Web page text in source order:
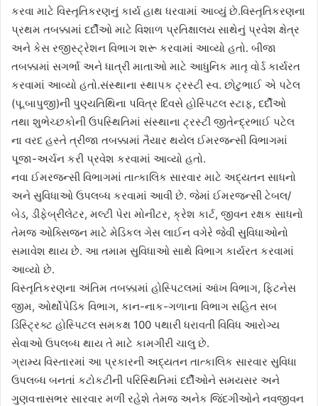
કરવા માટે વિસ્તૃતિકરણનું કાર્ય હાથ ધરવામાં આવ્યું છે.વિસ્તૃતિકરણના
પ્રથમ તબક્કામાં દર્દીઓ માટે વિશાળ પ્રતિક્ષાલય સાથેનું પ્રવેશ ક્ષેત્ર
અને કેસ રજીસ્ટ્રેશન વિભાગ શરૂ કરવામાં આવ્યો હતો. બીજા
તબક્કામાં સગર્ભા અને ધાત્રી માતાઓ માટે આધુનિક માતૃ વોર્ડ કાર્યરત
કરવામાં આવ્યો હતો.સંસ્થાના સ્થાપક ટ્રસ્ટી સ્વ. છોટુભાઈ એ પટેલ
(પૂ.બાપુજી)ની પુણ્યતિથિના પવિત્ર દિવસે હોસ્પિટલ સ્ટાફ, દર્દીઓ
તથા શુભેચ્છકોની ઉપસ્થિતિમાં સંસ્થાના ટ્રસ્ટી જીતેન્દ્રભાઈ પટેલ
ના વરદ હસ્તે ત્રીજા તબક્કામાં તૈયાર થયેલ ઈમરજન્સી વિભાગમાં
પૂજા-અર્ચન કરી પ્રવેશ કરવામાં આવ્યો હતો.
નવા ઈમરજન્સી વિભાગમાં તાત્કાલિક સારવાર માટે અદ્યતન સાધનો
અને સુવિધાઓ ઉપલબ્ધ કરવામાં આવી છે. જેમાં ઈમરજન્સી ટેબલ/
બેડ, ડીફેબ્રીલેટર, મલ્ટી પેરા મોનીટર, ક્રેશ કાર્ટ, જીવન રક્ષક સાધનો
તેમજ ઓક્સિજન માટે મેડિકલ ગેસ લાઈન વગેરે જેવી સુવિધાઓનો
સમાવેશ થાય છે. આ તમામ સુવિધાઓ સાથે વિભાગ કાર્યરત કરવામાં
આવ્યો છે.
વિસ્તૃતિકરણના અંતિમ તબક્કામાં હોસ્પિટલમાં આંખ વિભાગ, ફિટનેસ
જીમ, ઓર્થોપેડિક વિભાગ, કાન-નાક-ગળાના વિભાગ સહિત સબ
ડિસ્ટ્રિક્ટ હોસ્પિટલ સમકક્ષ 100 પથારી ધરાવતી વિવિધ આરોગ્ય
સેવાઓ ઉપલબ્ધ થાય તે માટે કામગીરી ચાલુ છે.
ગ્રામ્ય વિસ્તારમાં આ પ્રકારની અદ્યતન તાત્કાલિક સારવાર સુવિધા
ઉપલબ્ધ બનતાં કટોકટીની પરિસ્થિતિમાં દર્દીઓને સમયસર અને
ગુણવત્તાસભર સારવાર મળી રહેશે તેમજ અનેક જિંદગીઓને નવજીવન